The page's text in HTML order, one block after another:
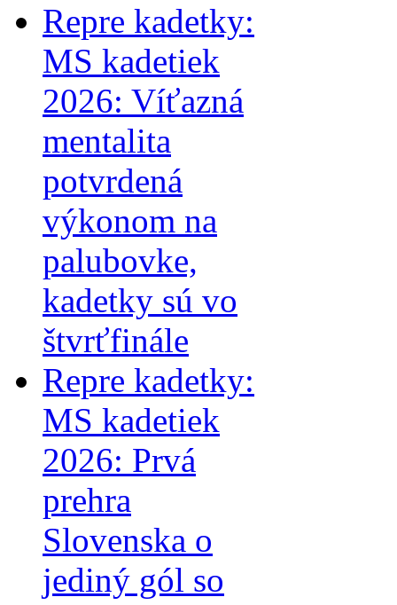
Repre kadetky:
MS kadetiek
2026: Víťazná
mentalita
potvrdená
výkonom na
palubovke,
kadetky sú vo
štvrťfinále
Repre kadetky:
MS kadetiek
2026: Prvá
prehra
Slovenska o
jediný gól so